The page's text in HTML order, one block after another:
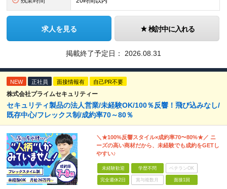
求人を見る 検討中に入れる
掲載終了予定日： 2026.08.31
NEW 正社員 面接情報有 自己PR不要
株式会社プライムセキュリティー
セキュリティ製品の法人営業/未経験OK/100％反響！飛び込みなし/
既存中心/フレックス制/成約率70～80％
＼★100%反響スタイル×成約率70〜80%★／ ニ
ーズの高い商材だから、未経験でも成約をGETし
やすい♪
未経験歓迎 学歴不問 ベテランOK
完全週休2日 賞与複数月 面接1回